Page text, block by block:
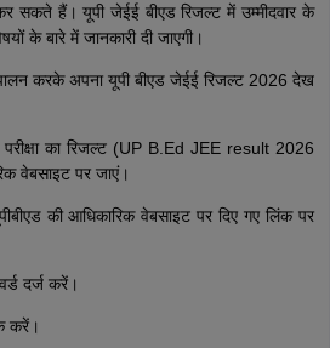
सकते हैं। यूपी जेईई बीएड रिजल्ट में उम्मीदवार के
के बारे में जानकारी दी जाएगी।
पालन करके अपना यूपी बीएड जेईई रिजल्ट 2026 देख
का रिजल्ट (UP B.Ed JEE result 2026
वेबसाइट पर जाएं।
की आधिकारिक वेबसाइट पर दिए गए लिंक पर
दर्ज करें।
करें।